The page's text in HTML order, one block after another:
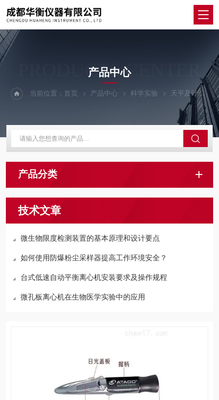
PRODUCTS CENTER
产品中心
当前位置：首页 产品中心 科学实验 天平及计数仪器
产品分类
技术文章
微生物限度检测装置的基本原理和设计要点
如何使用防爆粉尘采样器提高工作环境安全？
台式低速自动平衡离心机安装要求及操作规程
微孔板离心机在生物医学实验中的应用